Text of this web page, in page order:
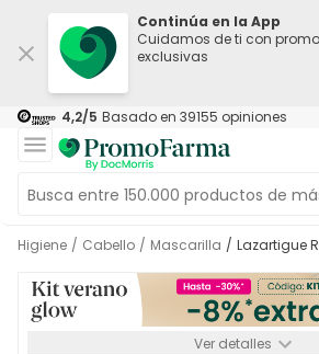
Continúa en la App
Cuidamos de ti con
exclusivas
4,2/5 Basado en 39155 opiniones
Higiene / Cabello / Mascarilla / Lazartigue
Ver detalles